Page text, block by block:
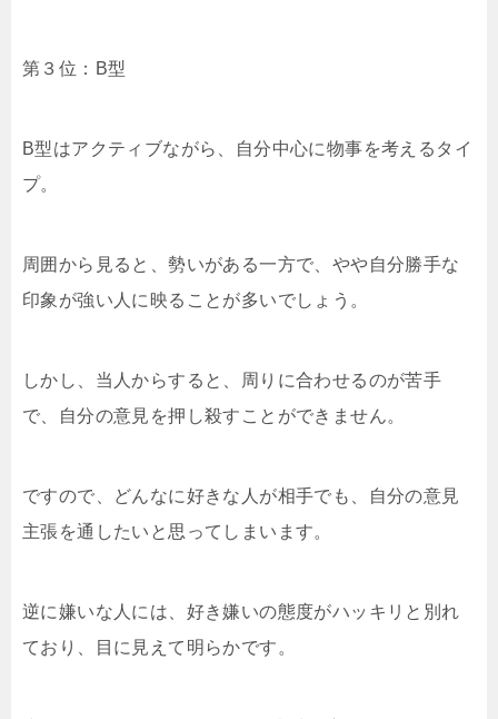
第３位：B型
B型はアクティブながら、自分中心に物事を考えるタイ
プ。
周囲から見ると、勢いがある一方で、やや自分勝手な
印象が強い人に映ることが多いでしょう。
しかし、当人からすると、周りに合わせるのが苦手
で、自分の意見を押し殺すことができません。
ですので、どんなに好きな人が相手でも、自分の意見
主張を通したいと思ってしまいます。
逆に嫌いな人には、好き嫌いの態度がハッキリと別れ
ており、目に見えて明らかです。